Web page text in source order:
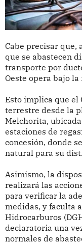
Cabe precisar que,
que se abastecen
transporte por
Oeste opera bajo
Esto implica que el
terrestre desde la
Melchorita,
estaciones de
concesión, donde
natural para su
Asimismo, la
realizará las
para verificar la
medidas, y faculta
Hidrocarburos
declaratoria una
normales de